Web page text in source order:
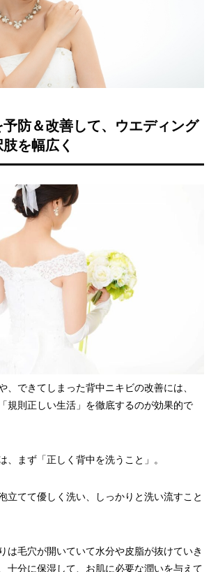
防＆改善して、ウエディング
を幅広く
、できてしまった背中ニキビの改善には、
規則正しい生活」を徹底するのが効果的で
、まず「正しく背中を洗うこと」。
立てて優しく洗い、しっかりと洗い流すこと
は毛穴が開いていて水分や皮脂が抜けていき
十分に保湿して、お肌に必要な潤いを与えて